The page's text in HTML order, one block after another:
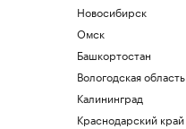
Новосибирск
Омск
Башкортостан
Вологодская область
Калининград
Краснодарский край